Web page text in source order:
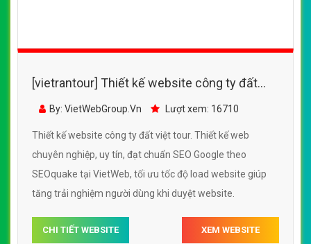
[vietrantour] Thiết kế website công ty đất
việt tour đẹp, chuyên nghiệp chuẩn SEO
By: VietWebGroup.Vn Lượt xem: 16710
Thiết kế website công ty đất việt tour. Thiết kế web
chuyên nghiệp, uy tín, đạt chuẩn SEO Google theo
SEOquake tại VietWeb, tối ưu tốc độ load website giúp
tăng trải nghiệm người dùng khi duyệt website.
CHI TIẾT WEBSITE XEM WEBSITE